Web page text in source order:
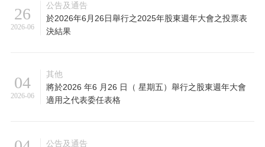
26
2026-06
公告及通告
於2026年6月26日舉行之2025年股東週年大會之投票表
決結果
04
2026-06
其他
將於2026 年6 月26 日（ 星期五）舉行之股東週年大會
適用之代表委任表格
公告及通告